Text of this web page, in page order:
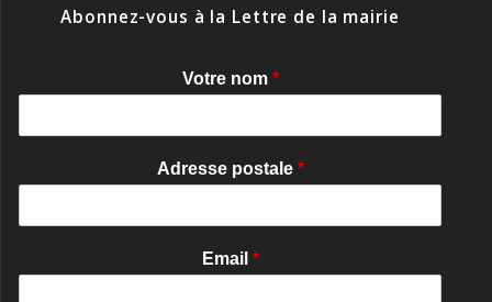
Abonnez-vous à la Lettre de la mairie
Votre nom *
Adresse postale *
Email *